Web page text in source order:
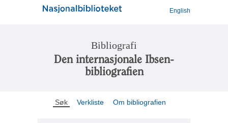
English
Bibliografi
Den internasjonale Ibsen-
bibliografien
Søk Verkliste Om bibliografien